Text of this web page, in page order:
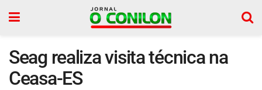
Seag realiza visita técnica na
Ceasa-ES